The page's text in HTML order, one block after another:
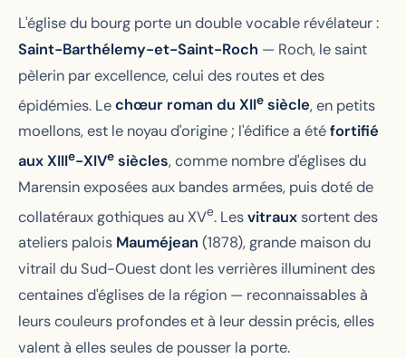
L'église du bourg porte un double vocable révélateur :
Saint-Barthélemy-et-Saint-Roch — Roch, le saint
pèlerin par excellence, celui des routes et des
épidémies. Lechœur roman du XIIe siècle, en petits
moellons, est le noyau d'origine ; l'édifice a étéfortifié
aux XIIIe-XIVe siècles, comme nombre d'églises du
Marensin exposées aux bandes armées, puis doté de
collatéraux gothiques au XVe. Lesvitrauxsortent des
ateliers palois Mauméjean (1878), grande maison du
vitrail du Sud-Ouest dont les verrières illuminent des
centaines d'églises de la région — reconnaissables à
leurs couleurs profondes et à leur dessin précis, elles
valent à elles seules de pousser la porte.